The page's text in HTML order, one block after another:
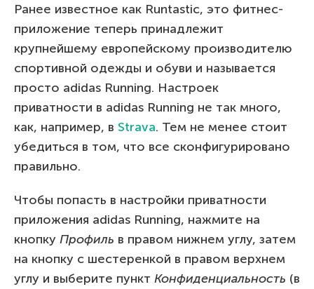
Ранее известное как Runtastic, это фитнес-
приложение теперь принадлежит
крупнейшему европейскому производителю
спортивной одежды и обуви и называется
просто adidas Running. Настроек
приватности в adidas Running не так много,
как, например, в Strava. Тем не менее стоит
убедиться в том, что все сконфигурировано
правильно.
Чтобы попасть в настройки приватности
приложения adidas Running, нажмите на
кнопку Профиль в правом нижнем углу, затем
на кнопку с шестеренкой в правом верхнем
углу и выберите пункт Конфиденциальность (в